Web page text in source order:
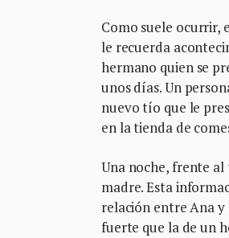
Como suele ocurrir,
le recuerda
hermano quien se
unos días. Un
nuevo tío que le
en la tienda de
Una noche, frente
madre. Esta
relación entre Ana y
fuerte que la de un